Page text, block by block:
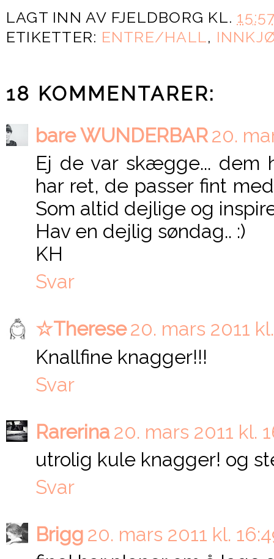
LAGT INN AV FJELDBORG KL.
ETIKETTER: ENTRE/HALL,
18 KOMMENTARER:
bare WUNDERBAR20.
Ej de var skægge... dem
har ret, de passer fint
Som altid dejlige og
Hav en dejlig søndag.. :)
KH
Svar
☆Therese20. mars 2011
Knallfine knagger!!!
Svar
Rarerina20. mars 2011 kl.
utrolig kule knagger! og
Svar
Brigg 20. mars 2011 kl.